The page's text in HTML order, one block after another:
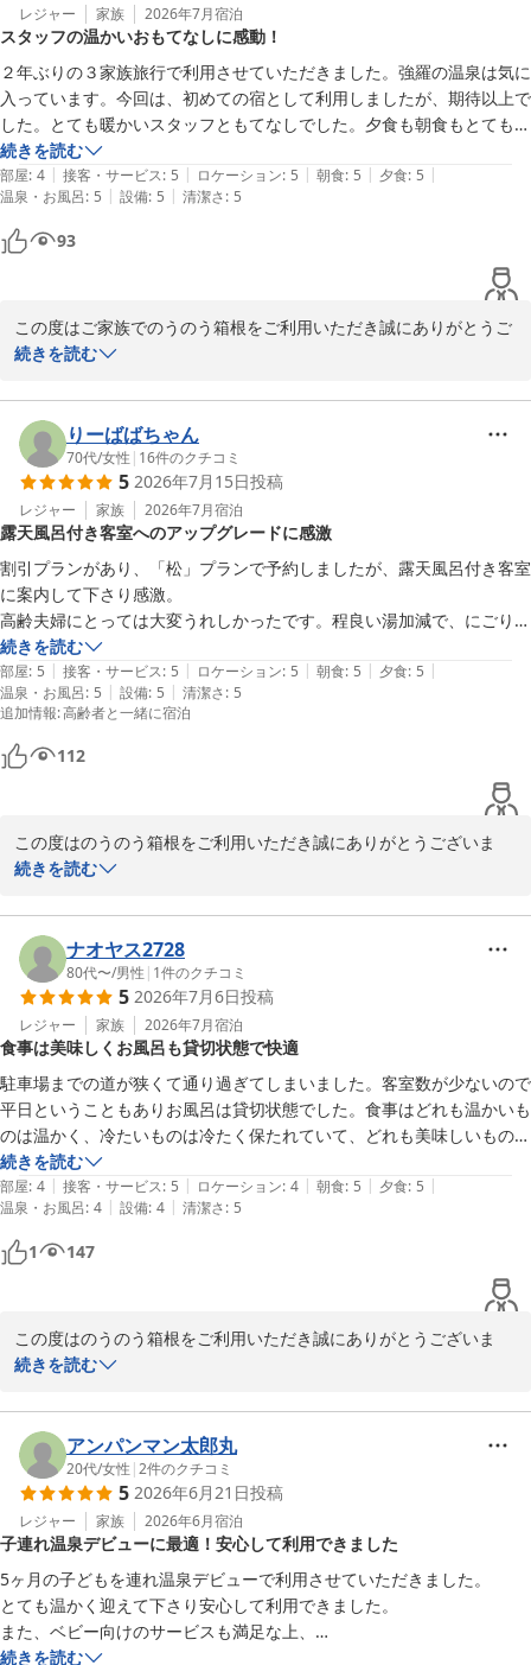
のうのう箱根スタッフ一同
強羅温泉 強羅にごりの湯宿 のうのう箱根
2026-07-28
レジャー 家族 2026年7月宿泊
スタッフの温かいおもてなしに感動！
２年ぶりの３家族旅行で利用させていただきました。強羅の温泉は気に
入っています。今回は、初めての宿として利用しましたが、期待以上で
した。とても暖かいスタッフともてなしでした。夕食も朝食もとても気
に入りました。少し早めに着きましたが、こころよく出迎えていただ
き、想い出の１ページとなりました。他のお客さんの品もよく快適な空
間でした。部屋は★★★★でしたが、冷蔵庫の上の空間が暗すぎて、ポ
ットやお茶の準備に戸惑いました。その他は文句なしです。とにかく、
受付、食事などスタッフの対応は★★★★★ホテルでした。
続きを読む
部屋: 4 | 接客・サービス: 5 | ロケーション: 5 | 朝食: 5 | 夕食: 5 |
温泉・お風呂: 5 | 設備: 5 | 清潔さ: 5
93
この度はご家族でのうのう箱根をご利用いただき誠にありがとうご
ざいます。またご丁寧に貴重なご滞在のご感想をご投稿頂きお礼申
申し上げます。ご家族皆様の良い思い出になられたご様子で大変嬉
しく思います。★★★★の件につきましては今一度現状の確認を行
い何か対策が出来ないか検討いたします。今後もお客様から頂くご
意見を確りと受け止めスタッフ一同更なるレベルの向上を目指して
参ります。ご機会御座いましたらご家族揃って当館に再来ください
ませ。ありがとうございました。
のうのう箱根スタッフ一同
強羅温泉 強羅にごりの湯宿 のうのう箱根
2026-07-24
続きを読む
りーばばちゃん
70代/女性 | 16件のクチコミ
5 2026年7月15日投稿
レジャー 家族 2026年7月宿泊
露天風呂付き客室へのアップグレードに感激
割引プランがあり、「松」プランで予約しましたが、露天風呂付き客室
に案内して下さり感激。
高齢夫婦にとっては大変うれしかったです。程良い湯加減で、にごりの
温泉を堪能しました。
強羅駅からの送迎もありがたかったです。（すぐ来てくださったのです
が、待ち合わせ場所がちょっと分かりにくく連絡をいただきました）
お食事は、お刺身が美味しかったです、またほかのお料理も美味しく量
もちょうどよくておいしくいただきました。
また利用したいと思いました。
眼鏡を忘れたので、連絡すると着払いで直ぐに送ってくれました。お世
話になりました。
続きを読む
部屋: 5 | 接客・サービス: 5 | ロケーション: 5 | 朝食: 5 | 夕食: 5 |
温泉・お風呂: 5 | 設備: 5 | 清潔さ: 5
追加情報:高齢者と一緒に宿泊
112
この度はのうのう箱根をご利用いただき誠にありがとうございま
す。またご丁寧に貴重なご滞在のご感想をご投稿頂きお礼申し上げ
ご様子のご投稿が頂け大変嬉しく思います。今後もご宿泊頂くお客
様に合ったサービスを準備しお出迎えが出来る様にスタッフ一同精
進して参りますので、是非次回箱根にお越しになられる際は当館に
再来くださいませ。ありがとうございました。
のうのう箱根スタッフ一同
強羅温泉 強羅にごりの湯宿 のうのう箱根
2026-07-17
続きを読む
ナオヤス2728
80代〜/男性 | 1件のクチコミ
5 2026年7月6日投稿
レジャー 家族 2026年7月宿泊
食事は美味しくお風呂も貸切状態で快適
駐車場までの道が狭くて通り過ぎてしまいました。客室数が少ないので
平日ということもありお風呂は貸切状態でした。食事はどれも温かいも
のは温かく、冷たいものは冷たく保たれていて、どれも美味しいもので
した。スタッフの応対も丁寧で、気持ちよく過ごせました。窓からの景
色は部屋割りの関係から、道路を挟んで民家(貸別荘？)があり、その点
はマイナスでした。貸し切り風呂は外出後にすぐ使用できたので便利で
した。
続きを読む
部屋: 4 | 接客・サービス: 5 | ロケーション: 4 | 朝食: 5 | 夕食: 5 |
温泉・お風呂: 4 | 設備: 4 | 清潔さ: 5
1 147
この度はのうのう箱根をご利用いただき誠にありがとうございま
す。またご丁寧に貴重なご滞在のご感想をご投稿頂きお礼申し上げ
したひとときをお過ごしいただけたご様子で嬉しく思います。今後
もご宿泊頂くお客様に特別なひとときをお届けできますよう努めて
まいります。是非、次回箱根にお越しになられるご機会御座いまし
たら当館に再来くださいませ。ありがとうございました。
のうのう箱根スタッフ一同
強羅温泉 強羅にごりの湯宿 のうのう箱根
2026-07-06
続きを読む
アンパンマン太郎丸
20代/女性 |2件のクチコミ
5 2026年6月21日投稿
レジャー 家族 2026年6月宿泊
子連れ温泉デビューに最適！安心して利用できました
5ヶ月の子どもを連れ温泉デビューで利用させていただきました。
とても温かく迎えて下さり安心して利用できました。
また、ベビー向けのサービスも満足な上、
丁度テーブルからお布団が見える範囲なのもあり、
続きを読む